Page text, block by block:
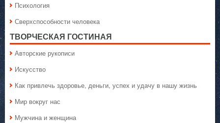
Психология
Сверхспособности человека
ТВОРЧЕСКАЯ ГОСТИНАЯ
Авторские рукописи
Искусство
Как привлечь здоровье, деньги, успех и удачу в нашу жизнь
Мир вокруг нас
Мужчина и женщина